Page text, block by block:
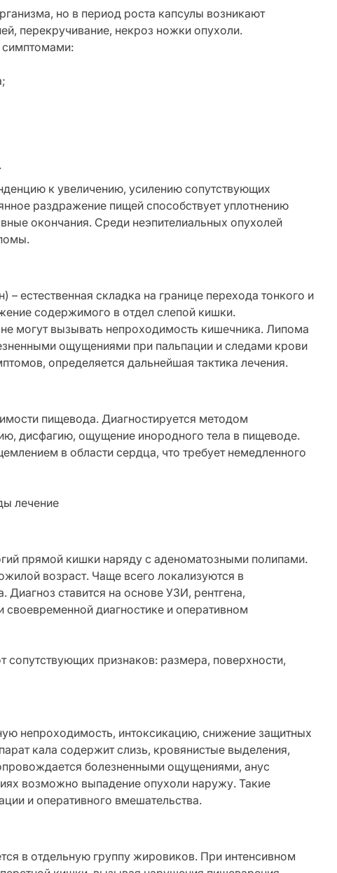
но в период роста капсулы возникают
перекручивание, некроз ножки опухоли.
симптомами:
к увеличению, усилению сопутствующих
раздражение пищей способствует уплотнению
окончания. Среди неэпителиальных опухолей
– естественная складка на границе перехода тонкого и
содержимого в отдел слепой кишки.
могут вызывать непроходимость кишечника. Липома
ощущениями при пальпации и следами крови
определяется дальнейшая тактика лечения.
пищевода. Диагностируется методом
дисфагию, ощущение инородного тела в пищеводе.
в области сердца, что требует немедленного
прямой кишки наряду с аденоматозными полипами.
возраст. Чаще всего локализуются в
ставится на основе УЗИ, рентгена,
диагностике и оперативном
признаков: размера, поверхности,
непроходимость, интоксикацию, снижение защитных
кала содержит слизь, кровянистые выделения,
болезненными ощущениями, анус
возможно выпадение опухоли наружу. Такие
и оперативного вмешательства.
в отдельную группу жировиков. При интенсивном